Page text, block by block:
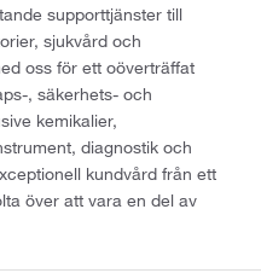
supporttjänster till
sjukvård och
oss för ett oöverträffat
, säkerhets- och
kemikalier,
diagnostik och
kundvård från ett
över att vara en del av